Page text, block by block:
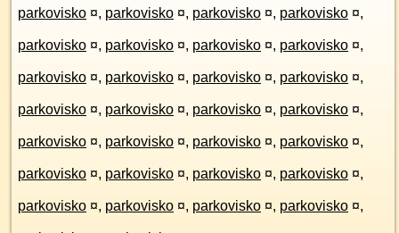
parkovisko ¤, parkovisko ¤, parkovisko ¤, parkovisko ¤,
parkovisko ¤, parkovisko ¤, parkovisko ¤, parkovisko ¤,
parkovisko ¤, parkovisko ¤, parkovisko ¤, parkovisko ¤,
parkovisko ¤, parkovisko ¤, parkovisko ¤, parkovisko ¤,
parkovisko ¤, parkovisko ¤, parkovisko ¤, parkovisko ¤,
parkovisko ¤, parkovisko ¤, parkovisko ¤, parkovisko ¤,
parkovisko ¤, parkovisko ¤, parkovisko ¤, parkovisko ¤,